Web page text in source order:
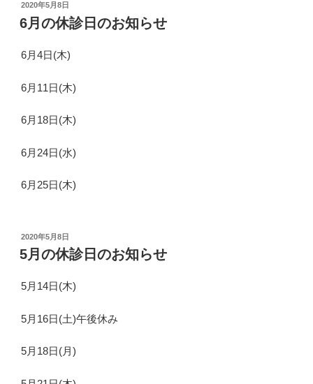
投
稿
日:
2020年5月8日
6月の休診日のお知らせ
6月4日(木)
6月11日(木)
6月18日(木)
6月24日(水)
6月25日(木)
投
稿
日:
2020年5月8日
5月の休診日のお知らせ
5月14日(木)
5月16日(土)午後休み
5月18日(月)